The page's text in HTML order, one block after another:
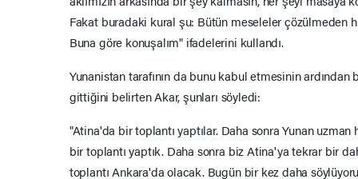
Fakat buradaki kural şu: Bütün meseleler çözülmeden
Buna göre konuşalım" ifadelerini kullandı.
Yunanistan tarafının da bunu kabul etmesinin
gittiğini belirten Akar, şunları söyledi:
"Atina'da bir toplantı yaptılar. Daha sonra Yunan
bir toplantı yaptık. Daha sonra biz Atina'ya tekrar bir
toplantı Ankara'da olacak. Bugün bir kez daha